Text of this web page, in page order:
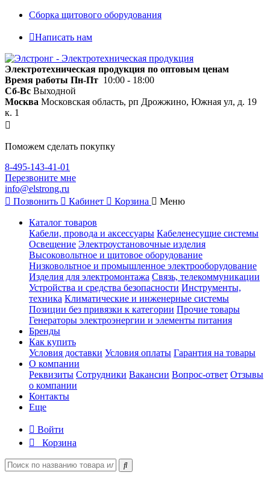
Сборка щитового оборудования
Написать нам
Электротехническая продукция по оптовым ценам
Время работы Пн-Пт 10:00 - 18:00
Сб-Вс Выходной
Москва Московская область, рп Дрожжино, Южная ул, д. 19
к. 1
Поможем сделать покупку
8-495-143-41-01
Перезвоните мне
info@elstrong.ru
Позвонить
Кабинет Корзина Меню
Каталог товаров
Кабели, провода и аксессуары Кабеленесущие системы
Освещение Электроустановочные изделия
Высоковольтное и щитовое оборудование
Низковольтное и промышленное электрооборудование
Изделия для электромонтажа Связь, телекоммуникации
Устройства и средства безопасности Инструменты,
техника Климатические и инженерные системы
Позиции без привязки к категории Прочие товары
Генераторы электроэнергии и элементы питания
Бренды
Как купить
Условия доставки Условия оплаты Гарантия на товары
О компании
Реквизиты Сотрудники Вакансии Вопрос-ответ Отзывы
о компании
Контакты
Еще
Войти
Корзина